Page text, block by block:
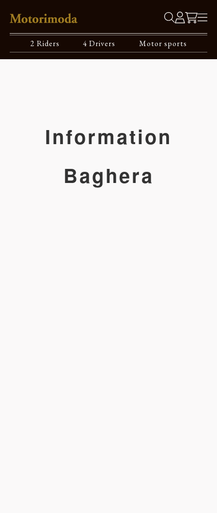
2 Riders 4 Drivers Motor sports
Information
Baghera